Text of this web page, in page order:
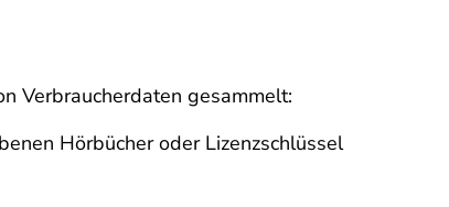
Verbraucherdaten gesammelt:
Hörbücher oder Lizenzschlüssel